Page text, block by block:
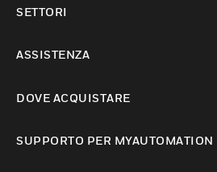
SETTORI
ASSISTENZA
DOVE ACQUISTARE
SUPPORTO PER MYAUTOMATION